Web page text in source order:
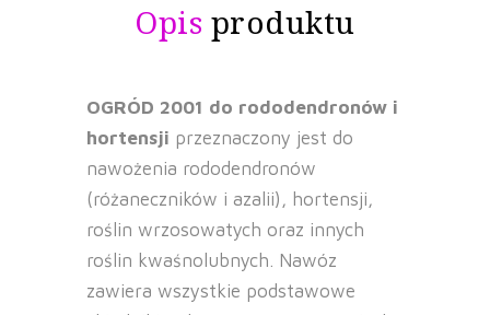
Opis produktu
OGRÓD 2001 do rododendronów i
hortensji przeznaczony jest do
nawożenia rododendronów
(różaneczników i azalii), hortensji,
roślin wrzosowatych oraz innych
roślin kwaśnolubnych. Nawóz
zawiera wszystkie podstawowe